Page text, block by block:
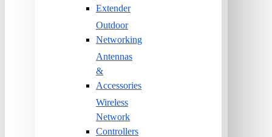
Extender
Outdoor
Networking
Antennas
&
Accessories
Wireless
Network
Controllers